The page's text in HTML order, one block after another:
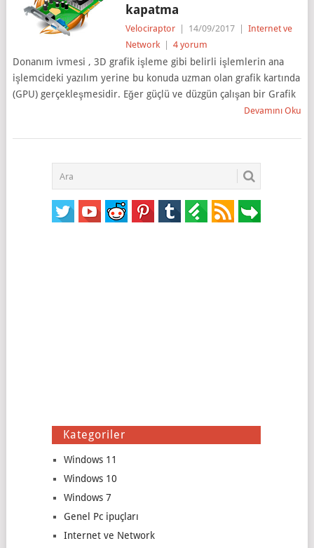
kapatma
Velociraptor 14/09/2017
Internet ve
Network
4 yorum
Donanım ivmesi , 3D grafik işleme gibi belirli işlemlerin ana
işlemcideki yazılım yerine bu konuda uzman olan grafik kartında
(GPU) gerçekleşmesidir. Eğer güçlü ve düzgün çalışan bir Grafik
Devamını Oku
Kategoriler
Windows 11
Windows 10
Windows 7
Genel Pc ipuçları
Internet ve Network